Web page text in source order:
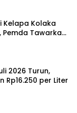
Kelapa Kolaka
Pemda Tawarkan
2026 Turun,
Rp16.250 per Liter